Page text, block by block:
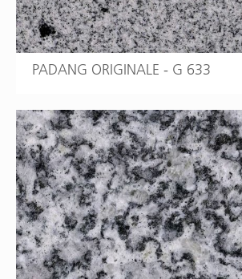
PADANG ORIGINALE - G 633